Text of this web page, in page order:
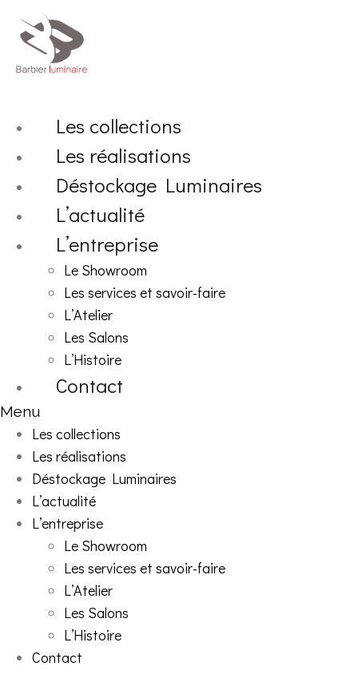
contenu
Les collections
Les réalisations
Déstockage Luminaires
L’actualité
L’entreprise
Le Showroom
Les services et savoir-faire
L’Atelier
Les Salons
L’Histoire
Contact
Menu
Les collections
Les réalisations
Déstockage Luminaires
L’actualité
L’entreprise
Le Showroom
Les services et savoir-faire
L’Atelier
Les Salons
L’Histoire
Contact